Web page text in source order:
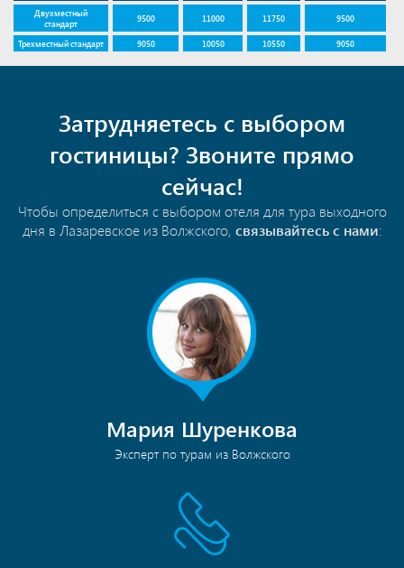
Двухместный
стандарт
9500 11000 11750 9500
Трехместный стандарт 9050 10050 10550 9050
Затрудняетесь с выбором
гостиницы? Звоните прямо
сейчас!
Чтобы определиться с выбором отеля для тура выходного
дня в Лазаревское из Волжского, связывайтесь с нами:
Мария Шуренкова
Эксперт по турам из Волжского